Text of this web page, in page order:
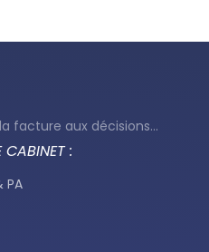
facture aux décisions...
CABINET :
PA